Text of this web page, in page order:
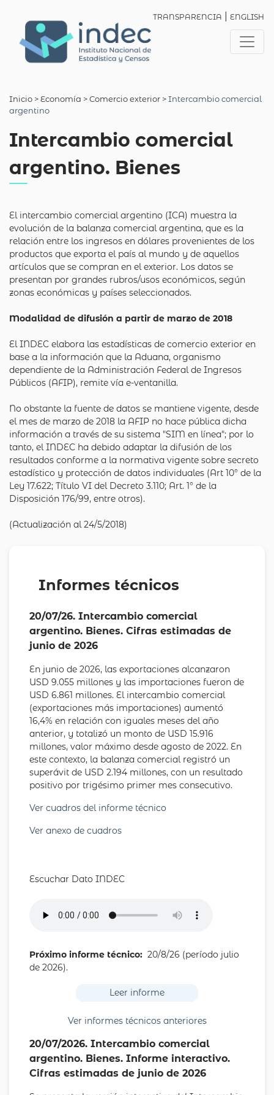
TRANSPARENCIA ENGLISH
Inicio > Economía >Comercio exterior >Intercambio comercial
argentino
Intercambio comercial
argentino. Bienes
El intercambio comercial argentino (ICA) muestra la
evolución de la balanza comercial argentina, que es la
relación entre los ingresos en dólares provenientes de los
productos que exporta el país al mundo y de aquellos
artículos que se compran en el exterior. Los datos se
presentan por grandes rubros/usos económicos, según
zonas económicas y países seleccionados.
Modalidad de difusión a partir de marzo de 2018
El INDEC elabora las estadísticas de comercio exterior en
base a la información que la Aduana, organismo
dependiente de la Administración Federal de Ingresos
Públicos (AFIP), remite vía e-ventanilla.
No obstante la fuente de datos se mantiene vigente, desde
el mes de marzo de 2018 la AFIP no hace pública dicha
información a través de su sistema "SIM en línea"; por lo
tanto, el INDEC ha debido adaptar la difusión de los
resultados conforme a la normativa vigente sobre secreto
estadístico y protección de datos individuales (Art 10° de la
Ley 17.622; Título VI del Decreto 3.110; Art. 1° de la
Disposición 176/99, entre otros).
(Actualización al 24/5/2018)
Informes técnicos
20/07/26. Intercambio comercial
argentino. Bienes. Cifras estimadas de
junio de 2026
En junio de 2026, las exportaciones alcanzaron
USD 9.055 millones y las importaciones fueron de
USD 6.861 millones. El intercambio comercial
(exportaciones más importaciones) aumentó
16,4% en relación con iguales meses del año
anterior, y totalizó un monto de USD 15.916
millones, valor máximo desde agosto de 2022. En
este contexto, la balanza comercial registró un
superávit de USD 2.194 millones, con un resultado
positivo por trigésimo primer mes consecutivo.
Ver cuadros del informe técnico
Ver anexo de cuadros
Escuchar Dato INDEC
Próximo informe técnico: 20/8/26 (período julio
de 2026).
Leer informe
Ver informes técnicos anteriores
20/07/2026. Intercambio comercial
argentino. Bienes. Informe interactivo.
Cifras estimadas de junio de 2026